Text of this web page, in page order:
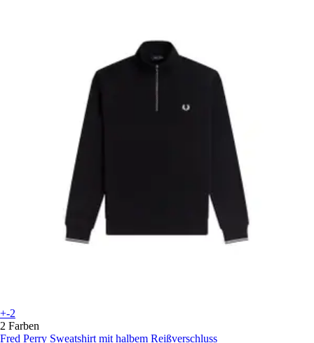
+-2
2 Farben
Fred Perry Sweatshirt mit halbem Reißverschluss